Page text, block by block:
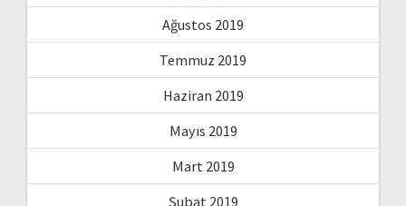
Ağustos 2019
Temmuz 2019
Haziran 2019
Mayıs 2019
Mart 2019
Şubat 2019